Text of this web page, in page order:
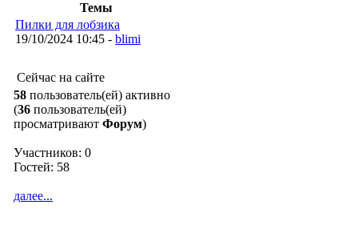
Темы
Пилки для лобзика
19/10/2024 10:45 - blimi
Сейчас на сайте
58 пользователь(ей) активно
(36 пользователь(ей)
просматривают Форум)
Участников: 0
Гостей: 58
далее...